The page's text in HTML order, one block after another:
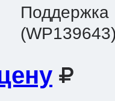
Поддержка